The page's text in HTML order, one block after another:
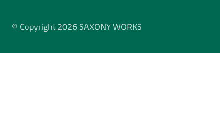
© Copyright 2026 SAXONY WORKS